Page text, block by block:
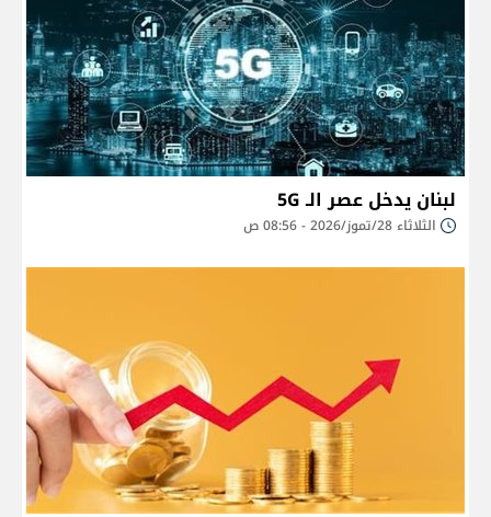
لبنان يدخل عصر الـ 5G
الثلاثاء 28/تموز/2026 - 08:56 ص